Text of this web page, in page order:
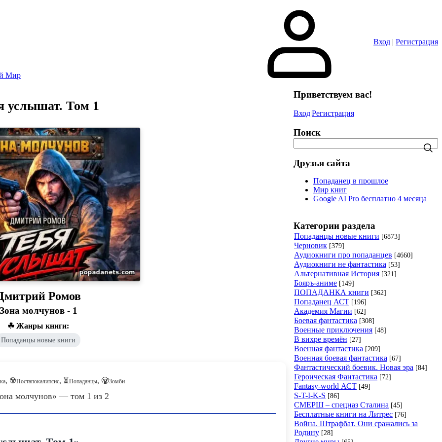
Мир
Вход | Регистрация
услышат. Том 1
Ромов
Зона молчунов - 1
☘ Жанры книги:
Попаданцы новые книги
, ☢️Постапокалипсис, ⏳Попаданцы, 🧟Зомби
молчунов» — том 1 из 2
Приветствуем вас!
Вход|Регистрация
Поиск
Друзья сайта
Попаданец в прошлое
Мир книг
Google AI Pro бесплатно 4 месяца
Категории раздела
Попаданцы новые книги [6873]
Черновик [379]
Аудиокниги про попаданцев [4660]
Аудиокниги не фантастика [53]
Альтернативная История [321]
Бояръ-аниме [149]
ПОПАДАНКА книги [362]
Попаданец АСТ [196]
Академия Магии [62]
Боевая фантастика [308]
Военные приключения [48]
В вихре времён [27]
Военная фантастика [209]
Военная боевая фантастика [67]
Фантастический боевик. Новая эра [84]
Героическая Фантастика [72]
Fantasy-world АСТ [49]
S-T-I-K-S [86]
СМЕРШ – спецназ Сталина [45]
Бесплатные книги на Литрес [76]
Война. Штрафбат. Они сражались за
Родину [28]